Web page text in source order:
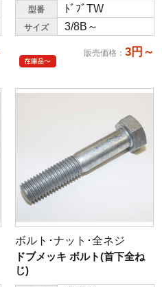
型番 ﾄﾞﾌﾞTW
サイズ 3/8B～
販売価格 ： 3円～
ボルト･ナット･全ネジ
ドブメッキ ボルト(首下全ね
じ)